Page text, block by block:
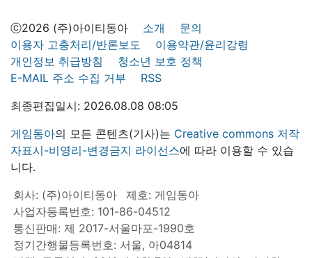
ⓒ2026 (주)아이티동아 소개
문의
이용자 고충처리/반론보도
이용약관/윤리강령
개인정보 취급방침
청소년 보호 정책
E-MAIL 주소 수집 거부
RSS
최종편집일시: 2026.08.08 08:05
게임동아의 모든 콘텐츠(기사)는 Creative commons 저작
자표시-비영리-변경금지 라이선스에 따라 이용할 수 있습
니다.
회사: (주)아이티동아
제호: 게임동아
사업자등록번호: 101-86-04512
통신판매: 제 2017-서울마포-1990호
정기간행물등록번호: 서울, 아04814